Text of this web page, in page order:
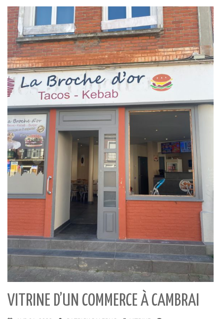
VITRINE D’UN COMMERCE À CAMBRAI